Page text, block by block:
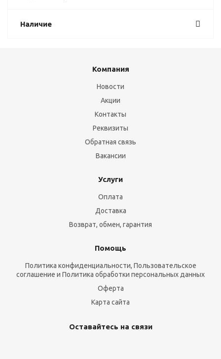
Наличие
Компания
Новости
Акции
Контакты
Реквизиты
Обратная связь
Вакансии
Услуги
Оплата
Доставка
Возврат, обмен, гарантия
Помощь
Политика конфиденциальности, Пользовательское
соглашение и Политика обработки персональных данных
Оферта
Карта сайта
Оставайтесь на связи